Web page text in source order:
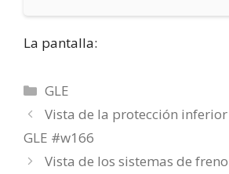
La pantalla:
Categorías
GLE
Vista de la protección
GLE #w166
Vista de los sistemas de